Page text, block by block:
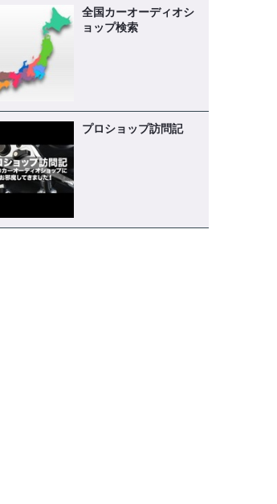
全国カーオーディオシ
ョップ検索
プロショップ訪問記